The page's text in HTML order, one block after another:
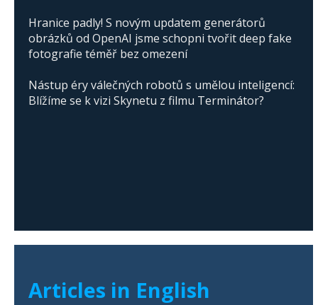
Hranice padly! S novým updatem generátorů
obrázků od OpenAI jsme schopni tvořit deep fake
fotografie téměř bez omezení
Nástup éry válečných robotů s umělou inteligencí:
Blížíme se k vizi Skynetu z filmu Terminátor?
Articles in English